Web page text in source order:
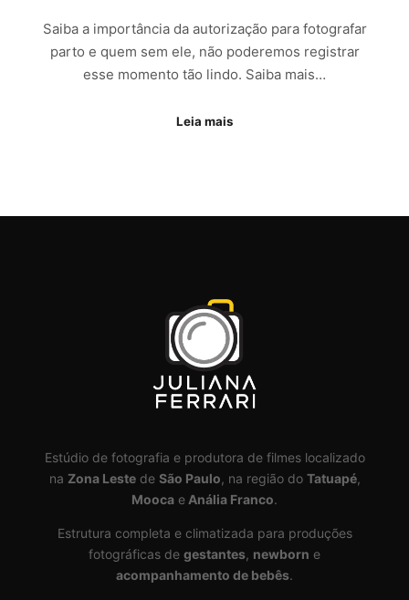
Saiba a importância da autorização para fotografar
parto e quem sem ele, não poderemos registrar
esse momento tão lindo. Saiba mais…
Leia mais
Estúdio de fotografia e produtora de filmes localizado
na Zona Lestede São Paulo, na região do Tatuapé,
Mooca e Anália Franco.
Estrutura completa e climatizada para produções
fotográficas de gestantes, newborn e
acompanhamento de bebês.